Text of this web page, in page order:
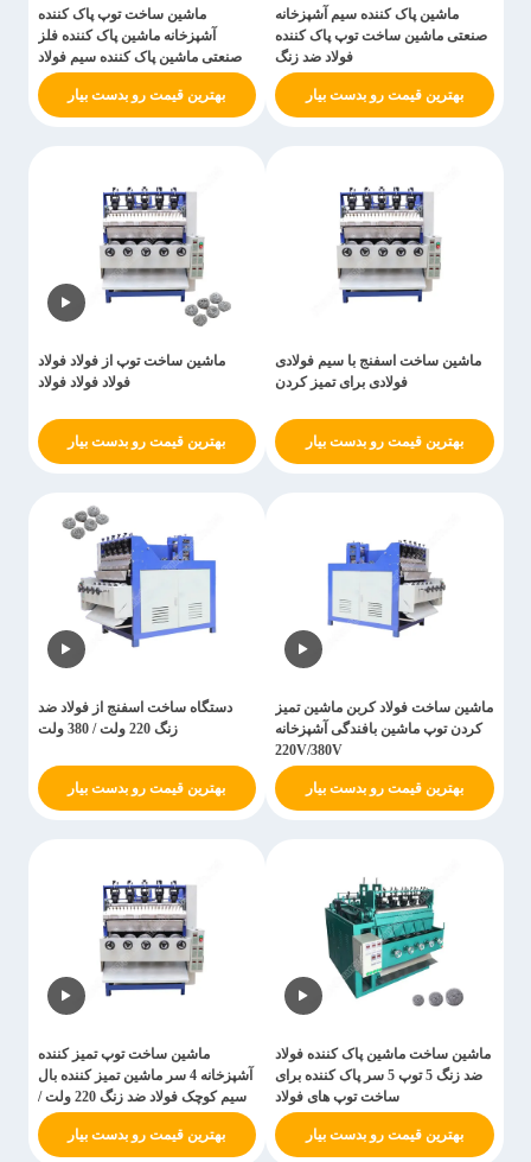
ماشین پاک کننده سیم آشپزخانه
صنعتی ماشین ساخت توپ پاک کننده
فولاد ضد زنگ
بهترین قیمت رو بدست بیار
ماشین ساخت توپ پاک کننده
آشپزخانه ماشین پاک کننده فلز
صنعتی ماشین پاک کننده سیم فولاد
ضد زنگ
بهترین قیمت رو بدست بیار
ماشین ساخت اسفنج با سیم فولادی
فولادی برای تمیز کردن
بهترین قیمت رو بدست بیار
ماشین ساخت توپ از فولاد فولاد
فولاد فولاد فولاد
بهترین قیمت رو بدست بیار
ماشین ساخت فولاد کربن ماشین تمیز
کردن توپ ماشین بافندگی آشپزخانه
220V/380V
بهترین قیمت رو بدست بیار
دستگاه ساخت اسفنج از فولاد ضد
زنگ 220 ولت / 380 ولت
بهترین قیمت رو بدست بیار
ماشین ساخت ماشین پاک کننده فولاد
ضد زنگ 5 توپ 5 سر پاک کننده برای
ساخت توپ های فولاد
بهترین قیمت رو بدست بیار
ماشین ساخت توپ تمیز کننده
آشپزخانه 4 سر ماشین تمیز کننده بال
سیم کوچک فولاد ضد زنگ 220 ولت /
بهترین قیمت رو بدست بیار